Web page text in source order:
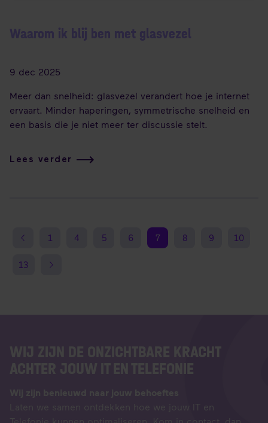
Waarom ik blij ben met glasvezel
9 dec 2025
Meer dan snelheid: glasvezel verandert hoe je internet
ervaart. Minder haperingen, symmetrische snelheid en
een basis die je niet meer ter discussie stelt.
Lees verder
1 4 5 6 7 8 9 10
13
WIJ ZIJN DE ONZICHTBARE KRACHT
ACHTER JOUW IT EN TELEFONIE
Wij zijn benieuwd naar jouw behoeftes​
Laten we samen ontdekken hoe we jouw IT en